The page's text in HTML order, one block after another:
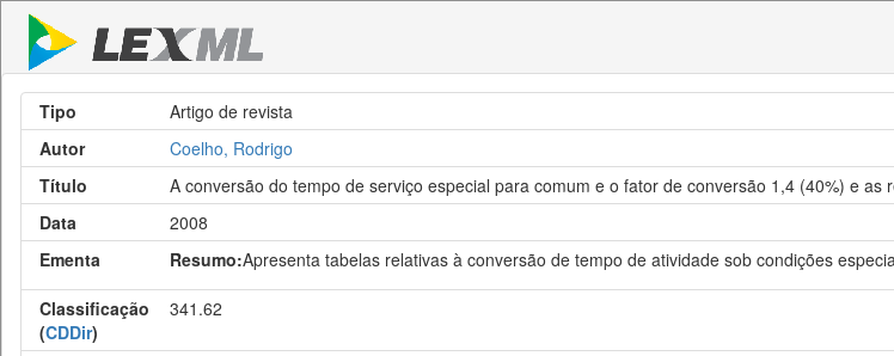
Tipo
Artigo de revista
Autor
Coelho, Rodrigo
Título
A conversão do tempo de serviço especial para comum e o fator de conversão 1,4 (40%) e
Data
2008
Ementa
Resumo:Apresenta tabelas relativas à conversão de tempo de atividade sob condições
Classificação
(CDDir)
341.62